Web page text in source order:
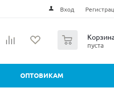
Вход
пуста
ОПТОВИКАМ